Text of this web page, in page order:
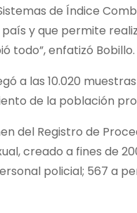
de Índice
y que permite
todo”, enfatizó Bobillo.
a las 10.020
de la población
del Registro de
creado a fines de
policial; 567 a